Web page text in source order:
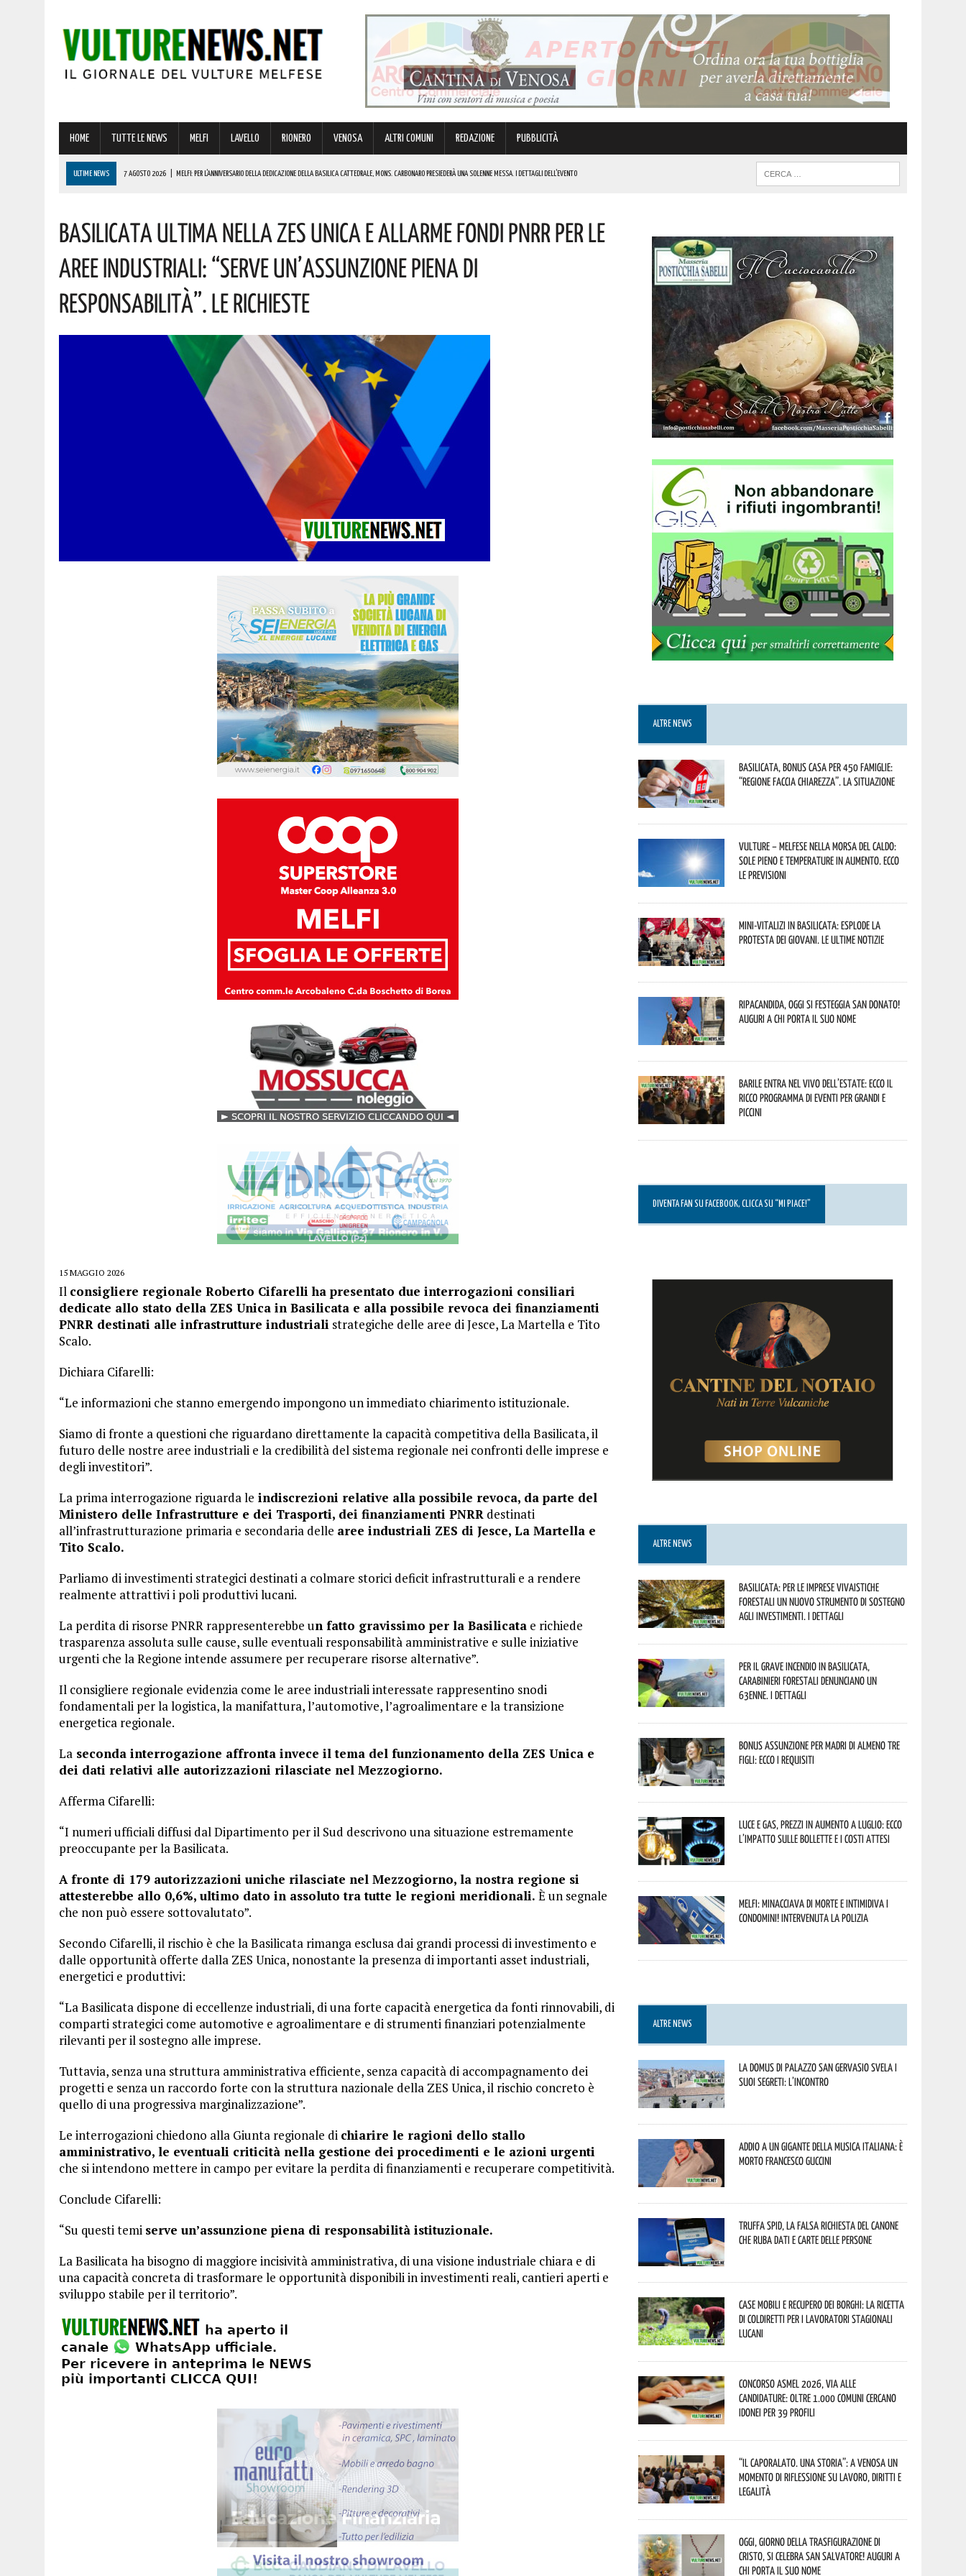
HOME TUTTE LE NEWS MELFI LAVELLO RIONERO VENOSA ALTRI COMUNI REDAZIONE PUBBLICITÀ
ULTIME NEWS 7 AGOSTO 2026 MELFI: PER L’ANNIVERSARIO DELLA DEDICAZIONE DELLA BASILICA CATTEDRALE, MONS. CARBONARO PRESIEDERÀ UNA SOLENNE MESSA. I DETTAGLI DELL’EVENTO
7 AGOSTO 2026 | RIONERO CELEBRA L’AMATISSIMA MADONNA DEL CARMELO: I CONCERTI DEI DIK DIK E DI GABBANI PER IL GRAN FINALE! I DETTAGLI
7 AGOSTO 2026 BENZINA ANNACQUATA E GASOLIO SPORCO, UN IMPIANTO SU CINQUE NON È IN REGOLA: “IL PROBLEMA RIGUARDA L’INTERO TERRITORIO NAZIONALE”! I DETTAGLI
Basilicata Ultima Nella ZES Unica E Allarme Fondi PNRR Per Le
Aree Industriali: “Serve Un’assunzione Piena Di
Responsabilità”. Le Richieste
15 MAGGIO 2026
Il consigliere regionale Roberto Cifarelli ha presentato due interrogazioni consiliari
dedicate allo stato della ZES Unica in Basilicata e alla possibile revoca dei finanziamenti
PNRR destinati alle infrastrutture industriali strategiche delle aree di Jesce, La Martella e Tito
Scalo.
Dichiara Cifarelli:
“Le informazioni che stanno emergendo impongono un immediato chiarimento istituzionale.
Siamo di fronte a questioni che riguardano direttamente la capacità competitiva della Basilicata, il
futuro delle nostre aree industriali e la credibilità del sistema regionale nei confronti delle imprese e
degli investitori”.
La prima interrogazione riguarda le indiscrezioni relative alla possibile revoca, da parte del
Ministero delle Infrastrutture e dei Trasporti, dei finanziamenti PNRR destinati
all’infrastrutturazione primaria e secondaria delle aree industriali ZES di Jesce, La Martella e
Tito Scalo.
Parliamo di investimenti strategici destinati a colmare storici deficit infrastrutturali e a rendere
realmente attrattivi i poli produttivi lucani.
La perdita di risorse PNRR rappresenterebbe un fatto gravissimo per la Basilicata e richiede
trasparenza assoluta sulle cause, sulle eventuali responsabilità amministrative e sulle iniziative
urgenti che la Regione intende assumere per recuperare risorse alternative”.
Il consigliere regionale evidenzia come le aree industriali interessate rappresentino snodi
fondamentali per la logistica, la manifattura, l’automotive, l’agroalimentare e la transizione
energetica regionale.
La seconda interrogazione affronta invece il tema del funzionamento della ZES Unica e
dei dati relativi alle autorizzazioni rilasciate nel Mezzogiorno.
Afferma Cifarelli:
“I numeri ufficiali diffusi dal Dipartimento per il Sud descrivono una situazione estremamente
preoccupante per la Basilicata.
A fronte di 179 autorizzazioni uniche rilasciate nel Mezzogiorno, la nostra regione si
attesterebbe allo 0,6%, ultimo dato in assoluto tra tutte le regioni meridionali. È un segnale
che non può essere sottovalutato”.
Secondo Cifarelli, il rischio è che la Basilicata rimanga esclusa dai grandi processi di investimento e
dalle opportunità offerte dalla ZES Unica, nonostante la presenza di importanti asset industriali,
energetici e produttivi:
“La Basilicata dispone di eccellenze industriali, di una forte capacità energetica da fonti rinnovabili, di
comparti strategici come automotive e agroalimentare e di strumenti finanziari potenzialmente
rilevanti per il sostegno alle imprese.
Tuttavia, senza una struttura amministrativa efficiente, senza capacità di accompagnamento dei
progetti e senza un raccordo forte con la struttura nazionale della ZES Unica, il rischio concreto è
quello di una progressiva marginalizzazione”.
Le interrogazioni chiedono alla Giunta regionale di chiarire le ragioni dello stallo
amministrativo, le eventuali criticità nella gestione dei procedimenti e le azioni urgenti
che si intendono mettere in campo per evitare la perdita di finanziamenti e recuperare competitività.
Conclude Cifarelli:
“Su questi temi serve un’assunzione piena di responsabilità istituzionale.
La Basilicata ha bisogno di maggiore incisività amministrativa, di una visione industriale chiara e di
una capacità concreta di trasformare le opportunità disponibili in investimenti reali, cantieri aperti e
sviluppo stabile per il territorio”.
ALTRE NEWS
Basilicata, Bonus casa per 450 famiglie:
“Regione faccia chiarezza”. La situazione
Vulture – melfese nella morsa del caldo:
sole pieno e temperature in aumento. Ecco
le previsioni
Mini-vitalizi in Basilicata: esplode la
protesta dei giovani. Le ultime notizie
Ripacandida, oggi si festeggia San Donato!
Auguri a chi porta il suo nome
Barile entra nel vivo dell’estate: ecco il
ricco programma di eventi per grandi e
piccini
DIVENTA FAN SU FACEBOOK, CLICCA SU “MI PIACE!”
ALTRE NEWS
Basilicata: per le imprese vivaistiche
forestali un nuovo strumento di sostegno
agli investimenti. I dettagli
Per il grave incendio in Basilicata,
Carabinieri forestali denunciano un
63enne. I dettagli
Bonus assunzione per madri di almeno tre
figli: ecco i requisiti
Luce e gas, prezzi in aumento a luglio: ecco
l’impatto sulle bollette e i costi attesi
Melfi: minacciava di morte e intimidiva i
condomini! Intervenuta la Polizia
ALTRE NEWS
La Domus di Palazzo San Gervasio svela i
suoi segreti: l’incontro
Addio a un gigante della musica italiana: è
morto Francesco Guccini
Truffa Spid, la falsa richiesta del canone
che ruba dati e carte delle persone
Case mobili e recupero dei borghi: la ricetta
di Coldiretti per i lavoratori stagionali
lucani
Concorso Asmel 2026, via alle
candidature: oltre 1.000 Comuni cercano
idonei per 39 profili
“Il caporalato. Una storia”: a Venosa un
momento di riflessione su lavoro, diritti e
legalità
Oggi, giorno della Trasfigurazione di
Cristo, si celebra San Salvatore! Auguri a
chi porta il suo nome